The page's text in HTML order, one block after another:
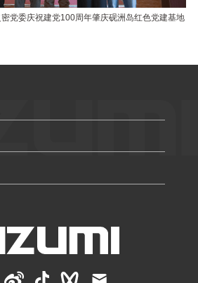
党委庆祝建党100周年肇庆砚洲岛红色党建基地